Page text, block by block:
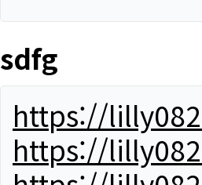
sdfg
https://
https://